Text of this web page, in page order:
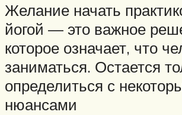
Желание начать
йогой — это важное
которое означает, что
заниматься. Остается
определиться с
нюансами